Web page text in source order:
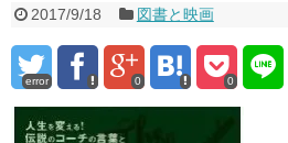
2017/9/18 図書と映画
error 0 0